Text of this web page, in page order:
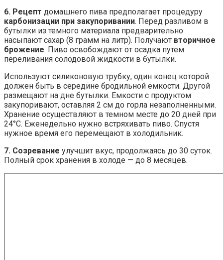
6. Рецепт домашнего пива предполагает процедуру
карбонизации при закупоривании. Перед разливом в
бутылки из темного материала предварительно
насыпают сахар (8 грамм на литр). Получают вторичное
брожение. Пиво освобождают от осадка путем
переливания солодовой жидкости в бутылки.
Используют силиконовую трубку, один конец которой
должен быть в середине бродильной емкости. Другой
размещают на дне бутылки. Емкости с продуктом
закупоривают, оставляя 2 см до горла незаполненными.
Хранение осуществляют в темном месте до 20 дней при
24°C. Еженедельно нужно встряхивать пиво. Спустя
нужное время его перемещают в холодильник.
7. Созревание улучшит вкус, продолжаясь до 30 суток.
Полный срок хранения в холоде — до 8 месяцев.